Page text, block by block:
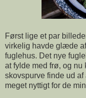
Først lige et par
virkelig havde glæde
fuglehus. Det nye
at fylde med frø, og nu
skovspurve finde ud
meget nyttigt for de